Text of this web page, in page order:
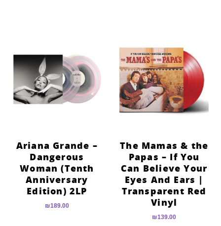
The Mamas & the
Papas – If You
Can Believe Your
Eyes And Ears |
Transparent Red
Vinyl
₪139.00
Ariana Grande –
Dangerous
Woman (Tenth
Anniversary
Edition) 2LP
₪189.00